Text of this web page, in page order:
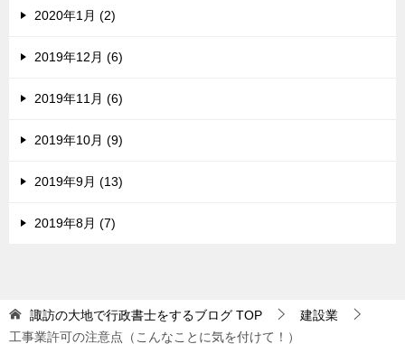
2020年1月 (2)
2019年12月 (6)
2019年11月 (6)
2019年10月 (9)
2019年9月 (13)
2019年8月 (7)
諏訪の大地で行政書士をするブログ TOP
建設業
工事業許可の注意点（こんなことに気を付けて！）